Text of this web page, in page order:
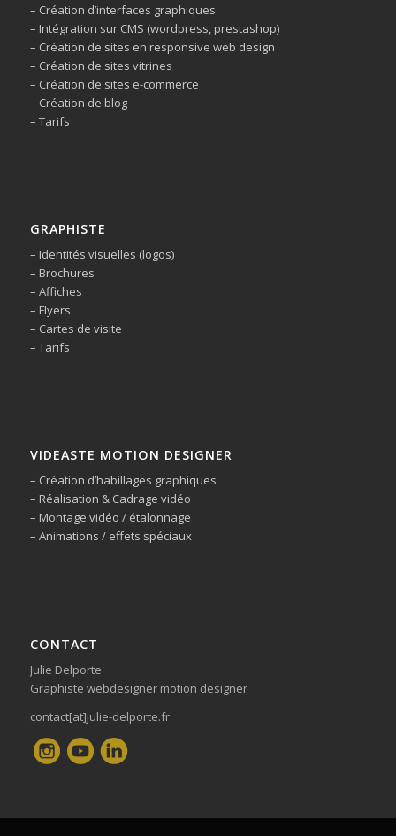
– Création d’interfaces graphiques
– Intégration sur CMS (wordpress, prestashop)
– Création de sites en responsive web design
– Création de sites vitrines
– Création de sites e-commerce
– Création de blog
– Tarifs
GRAPHISTE
– Identités visuelles (logos)
– Brochures
– Affiches
– Flyers
– Cartes de visite
– Tarifs
VIDEASTE MOTION DESIGNER
– Création d’habillages graphiques
– Réalisation & Cadrage vidéo
– Montage vidéo / étalonnage
– Animations / effets spéciaux
CONTACT
Julie Delporte
Graphiste webdesigner motion designer
contact[at]julie-delporte.fr